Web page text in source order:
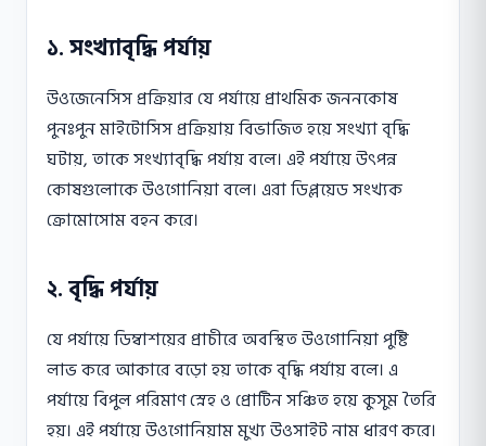
১. সংখ্যাবৃদ্ধি পর্যায়
উওজেনেসিস প্রক্রিয়ার যে পর্যায়ে প্রাথমিক জননকোষ
পুনঃপুন মাইটোসিস প্রক্রিয়ায় বিভাজিত হয়ে সংখ্যা বৃদ্ধি
ঘটায়, তাকে সংখ্যাবৃদ্ধি পর্যায় বলে। এই পর্যায়ে উৎপন্ন
কোষগুলোকে উওগোনিয়া বলে। এরা ডিপ্লয়েড সংখ্যক
ক্রোমোসোম বহন করে।
২. বৃদ্ধি পর্যায়
যে পর্যায়ে ডিম্বাশয়ের প্রাচীরে অবস্থিত উওগোনিয়া পুষ্টি
লাভ করে আকারে বড়ো হয় তাকে বৃদ্ধি পর্যায় বলে। এ
পর্যায়ে বিপুল পরিমাণ স্নেহ ও প্রোটিন সঞ্চিত হয়ে কুসুম তৈরি
হয়। এই পর্যায়ে উওগোনিয়াম মুখ্য উওসাইট নাম ধারণ করে।